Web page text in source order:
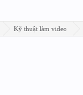
Kỹ thuật làm video